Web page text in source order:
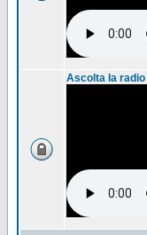
Ascolta la